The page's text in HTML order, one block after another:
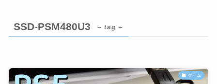
SSD-PSM480U3 – tag –
ゲーム